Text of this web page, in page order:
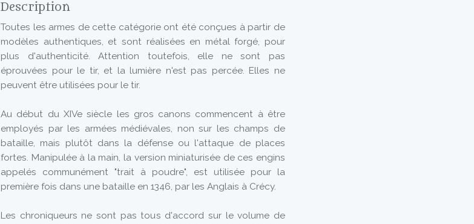
Description
Toutes les armes de cette catégorie ont été conçues à partir de
modèles authentiques, et sont réalisées en métal forgé, pour
plus d'authenticité. Attention toutefois, elle ne sont pas
éprouvées pour le tir, et la lumière n'est pas percée. Elles ne
peuvent être utilisées pour le tir.
Au début du XIVe siècle les gros canons commencent à être
employés par les armées médiévales, non sur les champs de
bataille, mais plutôt dans la défense ou l'attaque de places
fortes. Manipulée à la main, la version miniaturisée de ces engins
appelés communément "trait à poudre", est utilisée pour la
première fois dans une bataille en 1346, par les Anglais à Crécy.
Les chroniqueurs ne sont pas tous d'accord sur le volume de